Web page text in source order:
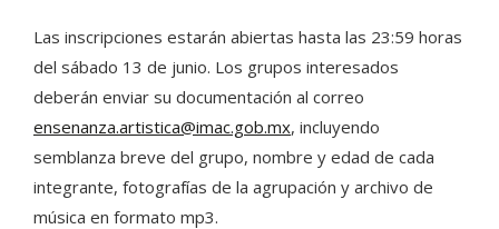
Las inscripciones estarán abiertas hasta las 23:59 horas
del sábado 13 de junio. Los grupos interesados
deberán enviar su documentación al correo
ensenanza.artistica@imac.gob.mx, incluyendo
semblanza breve del grupo, nombre y edad de cada
integrante, fotografías de la agrupación y archivo de
música en formato mp3.